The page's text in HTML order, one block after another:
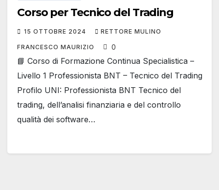
Corso per Tecnico del Trading
15 OTTOBRE 2024 RETTORE MULINO
FRANCESCO MAURIZIO 0
📘 Corso di Formazione Continua Specialistica –
Livello 1 Professionista BNT – Tecnico del Trading
Profilo UNI: Professionista BNT Tecnico del
trading, dell’analisi finanziaria e del controllo
qualità dei software…